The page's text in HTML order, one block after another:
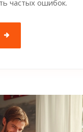
частых ошибок.